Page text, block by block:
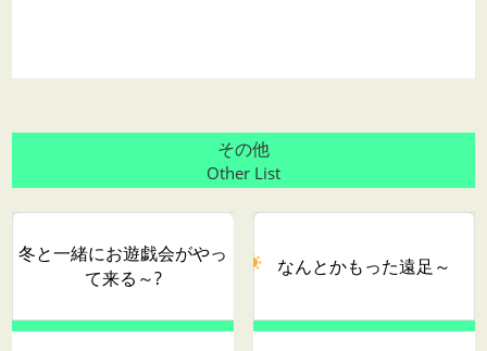
その他
Other List
冬と一緒にお遊戯会がやっ
て来る～?
なんとかもった遠足～